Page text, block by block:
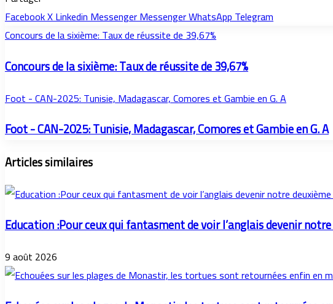
FacebookXLinkedinMessengerMessengerWhatsAppTelegram
Concours de la sixième: Taux de réussite de 39,67%
Concours de la sixième: Taux de réussite de 39,67%
Foot - CAN-2025: Tunisie, Madagascar, Comores et Gambie en G. A
Foot - CAN-2025: Tunisie, Madagascar, Comores et Gambie en G. A
Articles similaires
Education :Pour ceux qui fantasment de voir l’anglais devenir
9 août 2026